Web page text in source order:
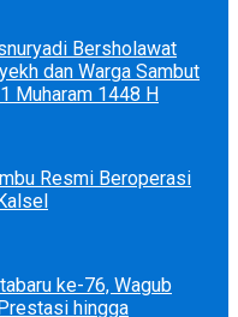
Bersholawat
dan Warga Sambut
Muharam 1448 H
Resmi Beroperasi
ke-76, Wagub
hingga